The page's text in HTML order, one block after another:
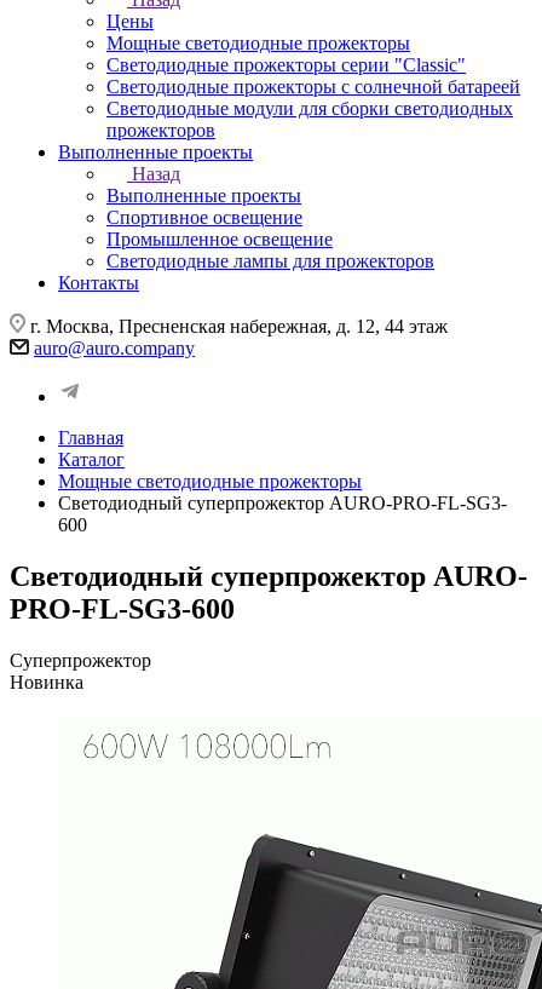
Цены
Мощные светодиодные прожекторы
Светодиодные прожекторы серии "Classic"
Светодиодные прожекторы с солнечной батареей
Светодиодные модули для сборки светодиодных
прожекторов
Выполненные проекты
Назад
Выполненные проекты
Спортивное освещение
Промышленное освещение
Светодиодные лампы для прожекторов
Контакты
г. Москва, Пресненская набережная, д. 12, 44 этаж
auro@auro.company
Главная
Каталог
Мощные светодиодные прожекторы
Светодиодный суперпрожектор AURO-PRO-FL-SG3-
600
Светодиодный суперпрожектор AURO-
PRO-FL-SG3-600
Суперпрожектор
Новинка